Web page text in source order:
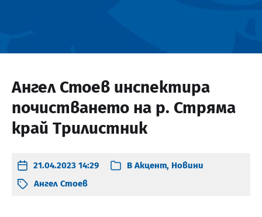
Ангел Стоев инспектира
почистването на р. Стряма
край Трилистник
21.04.2023 14:29 В Акцент, Новини
Ангел Стоев